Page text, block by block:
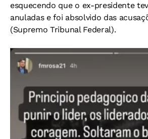
esquecendo que o ex-presidente
anuladas e foi absolvido das
(Supremo Tribunal Federal).